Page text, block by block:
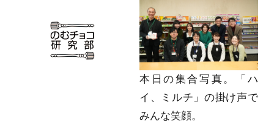
本日の集合写真。「ハ
イ、ミルチ」の掛け声で
みんな笑顔。